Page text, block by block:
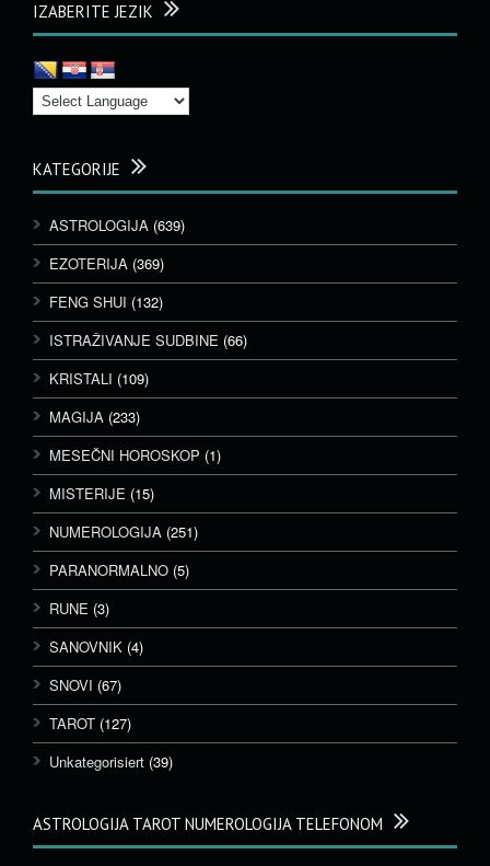
IZABERITE JEZIK
KATEGORIJE
ASTROLOGIJA (639)
EZOTERIJA (369)
FENG SHUI (132)
ISTRAŽIVANJE SUDBINE (66)
KRISTALI (109)
MAGIJA (233)
MESEČNI HOROSKOP (1)
MISTERIJE (15)
NUMEROLOGIJA (251)
PARANORMALNO (5)
RUNE (3)
SANOVNIK (4)
SNOVI (67)
TAROT (127)
Unkategorisiert (39)
ASTROLOGIJA TAROT NUMEROLOGIJA TELEFONOM